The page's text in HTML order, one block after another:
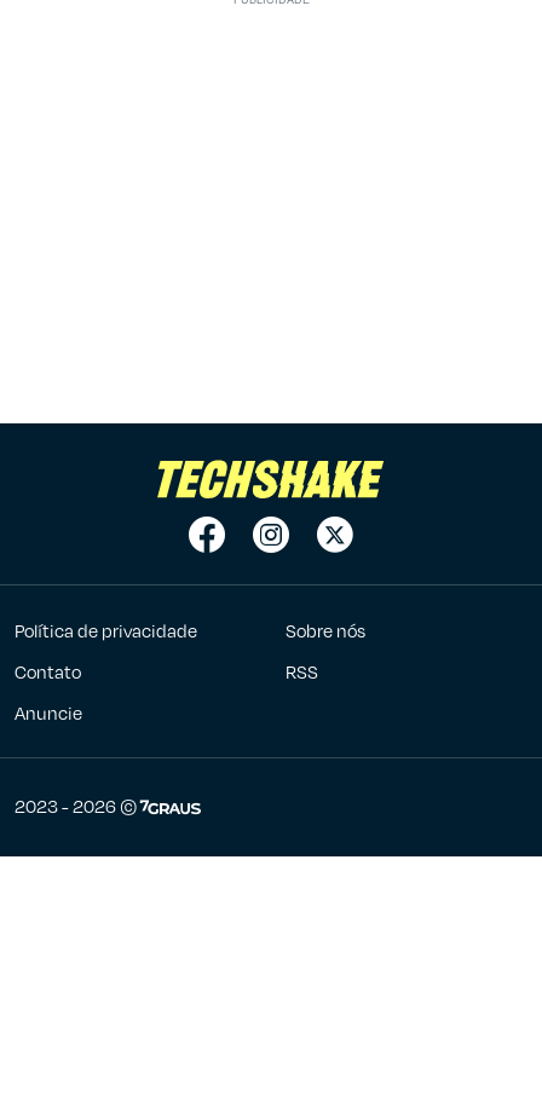
Política de privacidade
Sobre nós
Contato
RSS
Anuncie
2023 - 2026 ©7Graus